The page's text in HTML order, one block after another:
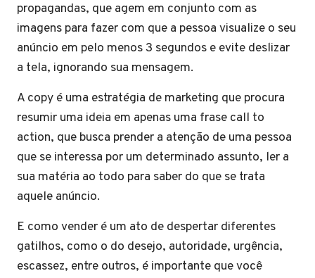
propagandas, que agem em conjunto com as
imagens para fazer com que a pessoa visualize o seu
anúncio em pelo menos 3 segundos e evite deslizar
a tela, ignorando sua mensagem.
A copy é uma estratégia de marketing que procura
resumir uma ideia em apenas uma frase call to
action, que busca prender a atenção de uma pessoa
que se interessa por um determinado assunto, ler a
sua matéria ao todo para saber do que se trata
aquele anúncio.
E como vender é um ato de despertar diferentes
gatilhos, como o do desejo, autoridade, urgência,
escassez, entre outros, é importante que você